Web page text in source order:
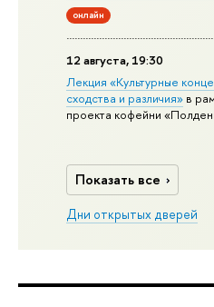
онлайн
12 августа, 19:30
Лекция «Культурные
сходства и различия» в
проекта кофейни
Показать все
Дни открытых дверей